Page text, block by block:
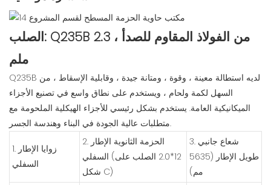
الصلب: Q235B من الفولاذ المقاوم للصدأ ، 2.3
ملم
Q235B لديه استطالة معينة ، وقوة ، ومتانة جيدة ، وقابلية الإسقاط ، من
السهل لكمة ولحام ، ويستخدم على نطاق واسع في تصنيع الأجزاء
الميكانيكية العامة. يستخدم بشكل رئيسي للأجزاء الهيكلية الملحومة مع
متطلبات عالية الجودة في البناء وهندسة الجسر.
1. زوايا الإطار
السفلي
2. الحزمة الثانوية الإطار
السفلي (12*2.0 الصلب على
شكل C)
3. شعاع جانبي
طويل الإطار (5635
مم)